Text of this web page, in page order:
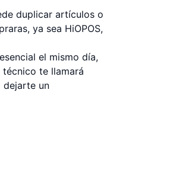
duplicar artículos o
ya sea HiOPOS,
el mismo día,
técnico te llamará
un